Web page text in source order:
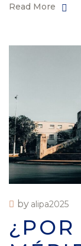
Read More
by alipa2025